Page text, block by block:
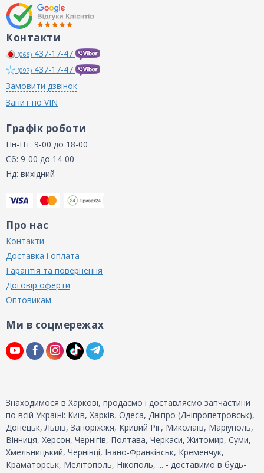
Контакти
(066) 437-17-47
(097) 437-17-47
Замовити дзвінок
Запит по VIN
Графік роботи
Пн-Пт: 9-00 до 18-00
Сб: 9-00 до 14-00
Нд: вихідний
Про нас
Контакти
Доставка і оплата
Гарантія та повернення
Договір оферти
Оптовикам
Ми в соцмережах
Знаходимося в Харкові, продаємо і доставляємо запчастини
по всій Україні: Київ, Харків, Одеса, Дніпро (Дніпропетровськ),
Донецьк, Львів, Запоріжжя, Кривий Ріг, Миколаїв, Маріуполь,
Вінниця, Херсон, Чернігів, Полтава, Черкаси, Житомир, Суми,
Хмельницький, Чернівці, Івано-Франківськ, Кременчук,
Краматорськ, Мелітополь, Нікополь, ... - доставимо в будь-